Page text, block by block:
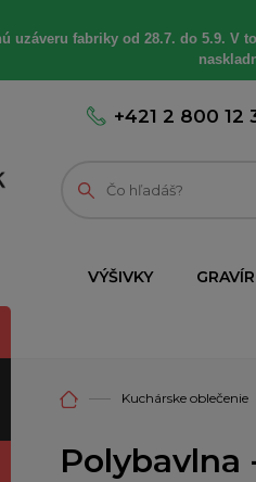
uzáveru fabriky od 28.7. do 5.9.
+421 2 800 12
VÝŠIVKY
Kuchárske oblečenie
Polybavlna